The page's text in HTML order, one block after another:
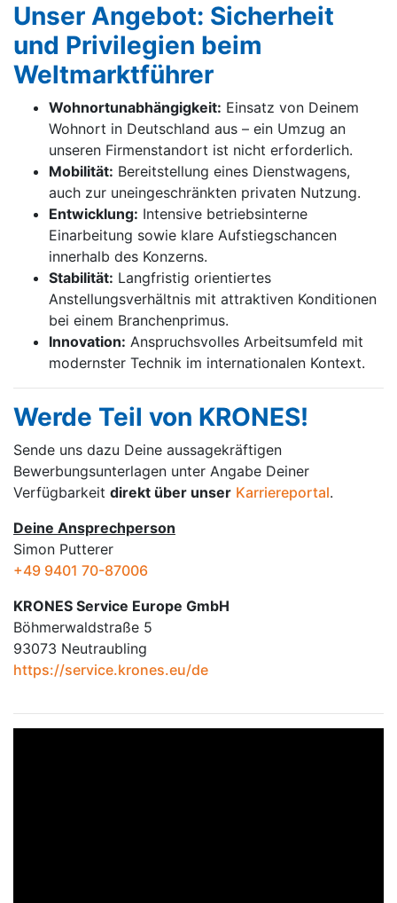
Unser Angebot: Sicherheit
und Privilegien beim
Weltmarktführer
Wohnortunabhängigkeit: Einsatz von Deinem
Wohnort in Deutschland aus – ein Umzug an
unseren Firmenstandort ist nicht erforderlich.
Mobilität: Bereitstellung eines Dienstwagens,
auch zur uneingeschränkten privaten Nutzung.
Entwicklung: Intensive betriebsinterne
Einarbeitung sowie klare Aufstiegschancen
innerhalb des Konzerns.
Stabilität: Langfristig orientiertes
Anstellungsverhältnis mit attraktiven Konditionen
bei einem Branchenprimus.
Innovation: Anspruchsvolles Arbeitsumfeld mit
modernster Technik im internationalen Kontext.
Werde Teil von KRONES!
Sende uns dazu Deine aussage­kräftigen
Bewerbungsunterlagen unter Angabe Deiner
Verfügbarkeit direkt über unser Karriereportal.
Deine Ansprechperson
Simon Putterer
+49 9401 70-87006
KRONES Service Europe GmbH
Böhmerwaldstraße 5
93073 Neutraubling
https://service.krones.eu/de